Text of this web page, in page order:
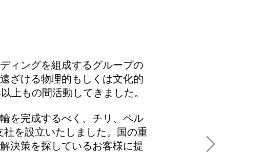
ィングを組成するグループの
ざける物理的もしくは文化的
上もの間活動してきました。
を完成するべく、チリ、ペル
を設立いたしました。国の重
決策を探しているお客様に提